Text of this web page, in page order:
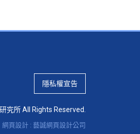
隱私權宣告
究所 All Rights Reserved.
網頁設計 : 藝誠網頁設計公司